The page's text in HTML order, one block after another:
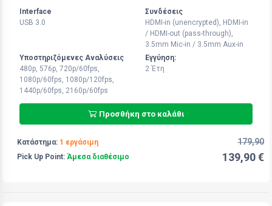
Interface
USB 3.0
Συνδέσεις
HDMI-in (unencrypted), HDMI-in
/ HDMI-out (pass-through),
3.5mm Mic-in / 3.5mm Aux-in
Υποστηριζόμενες Αναλύσεις
480p, 576p, 720p/60fps,
1080p/60fps, 1080p/120fps,
1440p/60fps, 2160p/60fps
Εγγύηση:
2 Έτη
Προσθήκη στο καλάθι
Κατάστημα: 1 εργάσιμη
Pick Up Point: Άμεσα διαθέσιμο
179,90
139,90 €